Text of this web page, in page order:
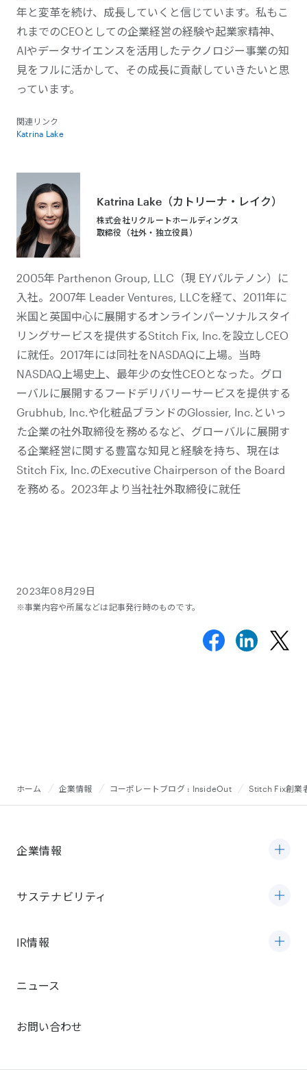
年と変革を続け、成長していくと信じています。私もこ
れまでのCEOとしての企業経営の経験や起業家精神、
AIやデータサイエンスを活用したテクノロジー事業の知
見をフルに活かして、その成長に貢献していきたいと思
っています。
関連リンク
Katrina Lake
Katrina Lake（カトリーナ・レイク）
株式会社リクルートホールディングス
取締役（社外・独立役員）
2005年 Parthenon Group, LLC（現 EYパルテノン）に
入社。2007年 Leader Ventures, LLCを経て、2011年に
米国と英国中心に展開するオンラインパーソナルスタイ
リングサービスを提供するStitch Fix, Inc.を設立しCEO
に就任。2017年には同社をNASDAQに上場。当時
NASDAQ上場史上、最年少の女性CEOとなった。グロ
ーバルに展開するフードデリバリーサービスを提供する
Grubhub, Inc.や化粧品ブランドのGlossier, Inc.といっ
た企業の社外取締役を務めるなど、グローバルに展開す
る企業経営に関する豊富な知見と経験を持ち、現在は
Stitch Fix, Inc.のExecutive Chairperson of the Board
を務める。2023年より当社社外取締役に就任
2023年08月29日
※事業内容や所属などは記事発行時のものです。
ホーム 企業情報 コーポレートブログ : InsideOut Stitch Fix創業
企業情報
サステナビリティ
IR情報
ニュース
お問い合わせ